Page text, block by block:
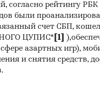
2.
согласно рейтингу
были
счет СБП,
ЦУПИС* [1]
сфере азартных игр),
и снятия средств,